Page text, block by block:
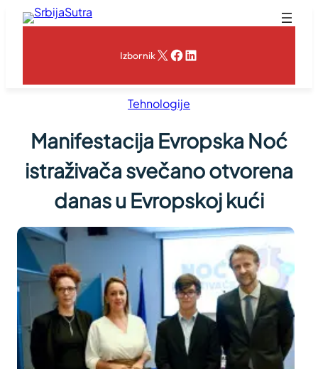
Skoči
IzbornikX Facebook
LinkedIn
Tehnologije
Manifestacija Evropska Noć
istraživača svečano otvorena
danas u Evropskoj kući